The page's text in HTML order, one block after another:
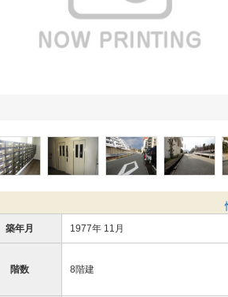
築年月 1977年 11月
階数 8階建